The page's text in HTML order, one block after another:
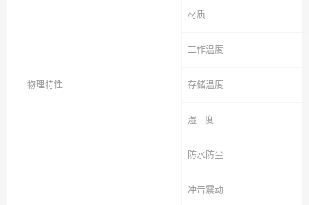
物理特性
材质
工作温度
存储温度
湿 度
防水防尘
冲击震动